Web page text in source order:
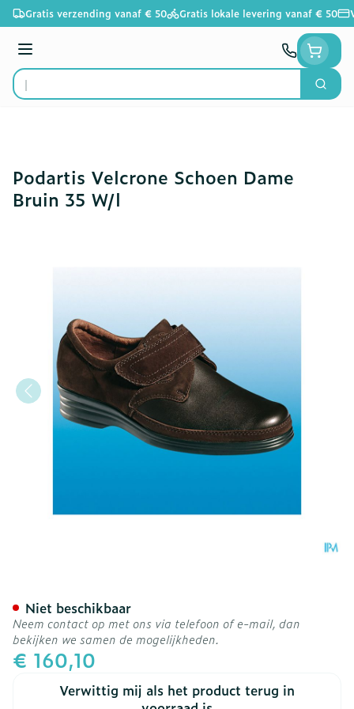
Ga naar de inhoud
Gratis verzending vanaf € 50 Gratis lokale levering vanaf € 50
Menu
Product, merk, categorie...
Zoek
Podartis Velcrone Schoen Dame
Bruin 35 W/l
€ 160,10
Verwittig mij als het product terug in
Niet beschikbaar
Neem contact op met ons via telefoon of e-mail, dan
bekijken we samen de mogelijkheden.